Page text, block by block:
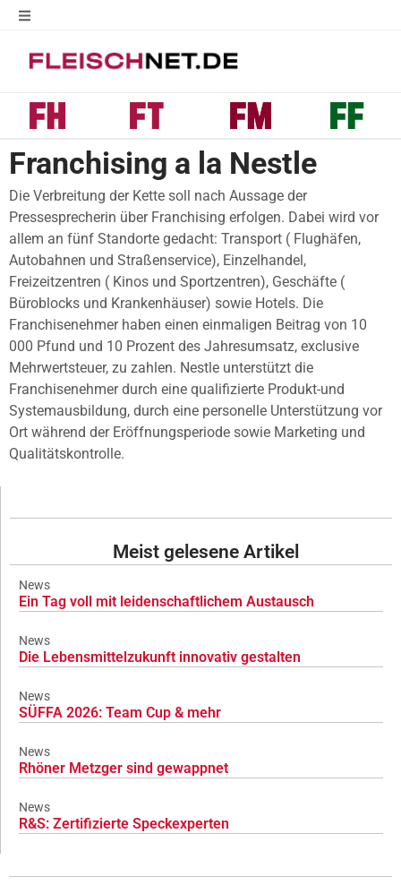
Franchising a la Nestle
Die Verbreitung der Kette soll nach Aussage der
Pressesprecherin über Franchising erfolgen. Dabei wird vor
allem an fünf Standorte gedacht: Transport ( Flughäfen,
Autobahnen und Straßenservice), Einzelhandel,
Freizeitzentren ( Kinos und Sportzentren), Geschäfte (
Büroblocks und Krankenhäuser) sowie Hotels. Die
Franchisenehmer haben einen einmaligen Beitrag von 10
000 Pfund und 10 Prozent des Jahresumsatz, exclusive
Mehrwertsteuer, zu zahlen. Nestle unterstützt die
Franchisenehmer durch eine qualifizierte Produkt-und
Systemausbildung, durch eine personelle Unterstützung vor
Ort während der Eröffnungsperiode sowie Marketing und
Qualitätskontrolle.
Meist gelesene Artikel
News
Ein Tag voll mit leidenschaftlichem Austausch
News
Die Lebensmittelzukunft innovativ gestalten
News
SÜFFA 2026: Team Cup & mehr
News
Rhöner Metzger sind gewappnet
News
R&S: Zertifizierte Speckexperten